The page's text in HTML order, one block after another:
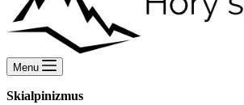
Menu
Skialpinizmus